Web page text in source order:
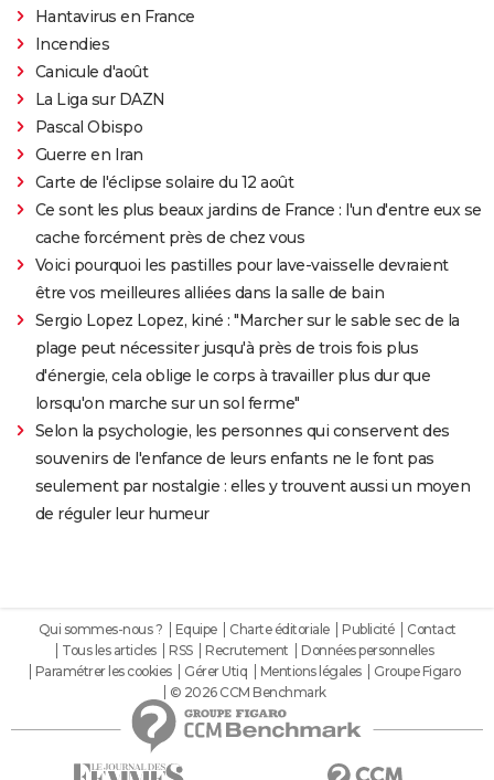
Hantavirus en France
Incendies
Canicule d'août
La Liga sur DAZN
Pascal Obispo
Guerre en Iran
Carte de l'éclipse solaire du 12 août
Ce sont les plus beaux jardins de France : l'un d'entre eux se
cache forcément près de chez vous
Voici pourquoi les pastilles pour lave-vaisselle devraient
être vos meilleures alliées dans la salle de bain
Sergio Lopez Lopez, kiné : "Marcher sur le sable sec de la
plage peut nécessiter jusqu'à près de trois fois plus
d'énergie, cela oblige le corps à travailler plus dur que
lorsqu'on marche sur un sol ferme"
Selon la psychologie, les personnes qui conservent des
souvenirs de l'enfance de leurs enfants ne le font pas
seulement par nostalgie : elles y trouvent aussi un moyen
de réguler leur humeur
Qui sommes-nous ? Equipe Charte éditoriale Publicité
Contact
Tous les articles
RSS Recrutement
Données personnelles
Paramétrer les cookies
Gérer Utiq Mentions légales
Groupe Figaro
© 2026 CCM Benchmark